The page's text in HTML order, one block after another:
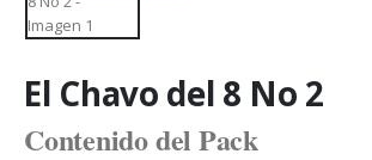
El Chavo del 8 No 2
Contenido del Pack